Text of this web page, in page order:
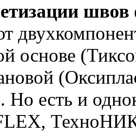
швов
основе
Но есть и